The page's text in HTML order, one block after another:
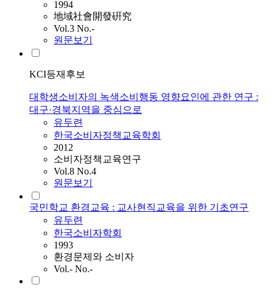
1994
地域社會開發硏究
Vol.3 No.-
원문보기
KCI등재후보
대학생소비자의 녹색소비행동 영향요인에 관한 연구 :
대구·경북지역을 중심으로
유두련
한국소비자정책교육학회
2012
소비자정책교육연구
Vol.8 No.4
원문보기
국민학교 환경교육 : 교사현직교육을 위한 기초연구
유두련
한국소비자학회
1993
환경문제와 소비자
Vol.- No.-